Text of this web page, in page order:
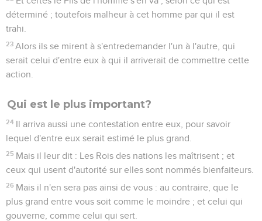
déterminé ; toutefois malheur à cet homme par qui il est
trahi.
23 Alors ils se mirent à s'entredemander l'un à l'autre, qui
serait celui d'entre eux à qui il arriverait de commettre cette
action.
Qui est le plus important?
24 Il arriva aussi une contestation entre eux, pour savoir
lequel d'entre eux serait estimé le plus grand.
25 Mais il leur dit : Les Rois des nations les maîtrisent ; et
ceux qui usent d'autorité sur elles sont nommés bienfaiteurs.
26 Mais il n'en sera pas ainsi de vous : au contraire, que le
plus grand entre vous soit comme le moindre ; et celui qui
gouverne, comme celui qui sert.